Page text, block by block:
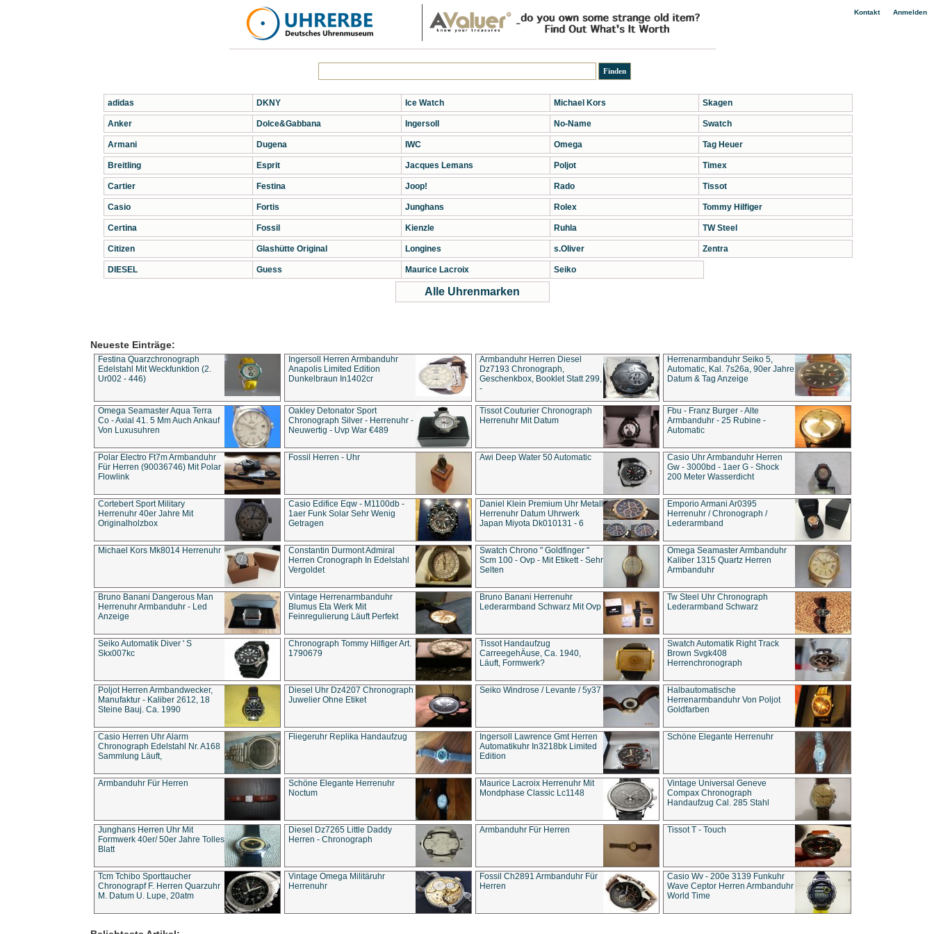
Kontakt| Anmelden
adidas
Anker
Armani
Breitling
Cartier
Casio
Certina
Citizen
DIESEL
DKNY
Dolce&Gabbana
Dugena
Esprit
Festina
Fortis
Fossil
Glashütte Original
Guess
Ice Watch
Ingersoll
IWC
Jacques Lemans
Joop!
Junghans
Kienzle
Longines
Maurice Lacroix
Michael Kors
No-Name
Omega
Poljot
Rado
Rolex
Ruhla
s.Oliver
Seiko
Skagen
Swatch
Tag Heuer
Timex
Tissot
Tommy Hilfiger
TW Steel
Zentra
Alle Uhrenmarken
Neueste Einträge:
Festina Quarzchronograph
Edelstahl Mit Weckfunktion (2.
Ur002 - 446)
Ingersoll Herren Armbanduhr
Anapolis Limited Edition
Dunkelbraun In1402cr
Armbanduhr Herren Diesel
Dz7193 Chro­no­graph,
Geschenkbox, Booklet Statt 299,
-
Herrenarmbanduhr Seiko 5,
Automatic, Kal. 7s26a, 90er Jahre
Datum & Tag Anzeige
Omega Seamaster Aqua Terra
Co - Axial 41. 5 Mm Auch Ankauf
Von Luxusuhren
Oakley Detonator Sport
Chronograph Silver - Herrenuhr -
Neuwertig - Uvp War €489
Tissot Couturier Chronograph
Herrenuhr Mit Datum
Fbu - Franz Burger - Alte
Armbanduhr - 25 Rubine -
Automatic
Polar Electro Ft7m Armbanduhr
Für Herren (90036746) Mit Polar
Flowlink
Fossil Herren - Uhr Awi Deep Water 50 Automatic
Casio Uhr Armbanduhr Herren
Gw - 3000bd - 1aer G - Shock
200 Meter Wasserdicht
Cortebert Sport Military
Herrenuhr 40er Jahre Mit
Originalholzbox
Casio Edifice Eqw - M1100db -
1aer Funk Solar Sehr Wenig
Getragen
Daniel Klein Premium Uhr Metall
Herrenuhr Datum Uhrwerk
Japan Miyota Dk010131 - 6
Emporio Armani Ar0395
Herrenuhr / Chronograph /
Lederarmband
Michael Kors Mk8014 Herrenuhr
Constantin Durmont Admiral
Herren Cronograph In Edelstahl
Vergoldet
Swatch Chrono " Goldfinger "
Scm 100 - Ovp - Mit Etikett - Sehr
Selten
Omega Seamaster Armbanduhr
Kaliber 1315 Quartz Herren
Armbanduhr
Bruno Banani Dangerous Man
Herrenuhr Armbanduhr - Led
Anzeige
Vintage Herrenarmbanduhr
Blumus Eta Werk Mit
Feinregulierung Läuft Perfekt
Bruno Banani Herrenuhr
Lederarmband Schwarz Mit Ovp
Tw Steel Uhr Chronograph
Lederarmband Schwarz
Seiko Automatik Diver ' S
Skx007kc
Chronograph Tommy Hilfiger Art.
1790679
Tissot Handaufzug
CarreegehÄuse, Ca. 1940,
Läuft, Formwerk?
Swatch Automatik Right Track
Brown Svgk408
Herrenchronograph
Poljot Herren Armbandwecker,
Manufaktur - Kaliber 2612, 18
Steine Bauj. Ca. 1990
Diesel Uhr Dz4207 Chronograph
Juwelier Ohne Etiket
Seiko Windrose / Levante / 5y37
Halbautomatische
Herrenarmbanduhr Von Poljot
Goldfarben
Casio Herren Uhr Alarm
Chronograph Edelstahl Nr. A168
Sammlung Läuft,
Fliegeruhr Replika Handaufzug
Ingersoll Lawrence Gmt Herren
Automatikuhr In3218bk Limited
Edition
Schöne Elegante Herrenuhr
Armbanduhr Für Herren
Schöne Elegante Herrenuhr
Noctum
Maurice Lacroix Herrenuhr Mit
Mondphase Classic Lc1148
Vintage Universal Geneve
Compax Chronograph
Handaufzug Cal. 285 Stahl
Junghans Herren Uhr Mit
Formwerk 40er/ 50er Jahre Tolles
Blatt
Diesel Dz7265 Little Daddy
Herren - Chronograph
Armbanduhr Für Herren Tissot T - Touch
Tcm Tchibo Sporttaucher
Chronograpf F. Herren Quarzuhr
M. Datum U. Lupe, 20atm
Vintage Omega Militäruhr
Herrenuhr
Fossil Ch2891 Armbanduhr Für
Herren
Casio Wv - 200e 3139 Funkuhr
Wave Ceptor Herren Armbanduhr
World Time